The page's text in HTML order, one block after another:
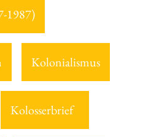
1987)
Kolonialismus
Kolosserbrief